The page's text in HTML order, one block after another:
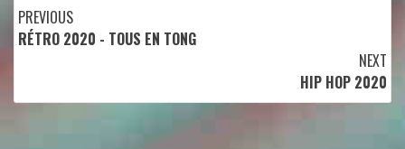
Continue
Reading
PREVIOUS
RÉTRO 2020 - TOUS EN TONG
NEXT
HIP HOP 2020